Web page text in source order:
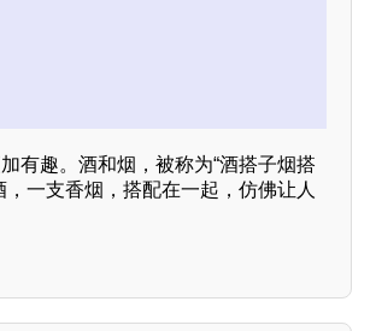
有趣。酒和烟，被称为“酒搭子烟搭
一支香烟，搭配在一起，仿佛让人